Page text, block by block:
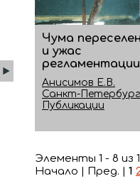
Чума
и ужас
регламентации
Анисимов Е.В.
Санкт-Петербург
Публикации
Элементы 1 - 8 из
Начало | Пред. | 1